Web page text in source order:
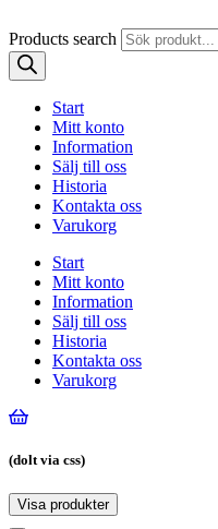
Products search
Start
Mitt konto
Information
Sälj till oss
Historia
Kontakta oss
Varukorg
Start
Mitt konto
Information
Sälj till oss
Historia
Kontakta oss
Varukorg
(dolt via css)
Visa produkter
Toggle